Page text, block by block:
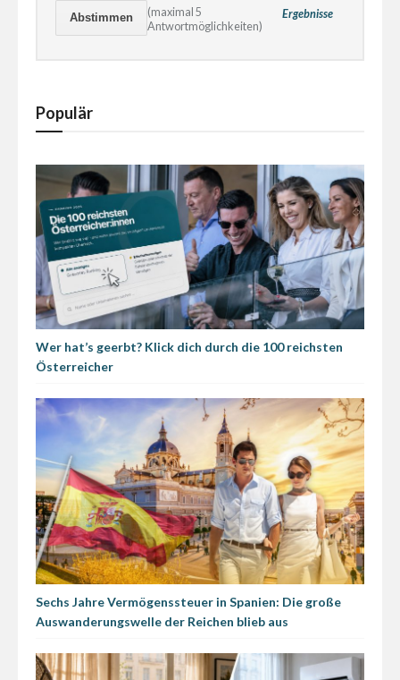
Ergebnisse
(maximal 5
Antwortmöglichkeiten)
Populär
Wer hat’s geerbt? Klick dich durch die 100 reichsten
Österreicher
Sechs Jahre Vermögenssteuer in Spanien: Die große
Auswanderungswelle der Reichen blieb aus